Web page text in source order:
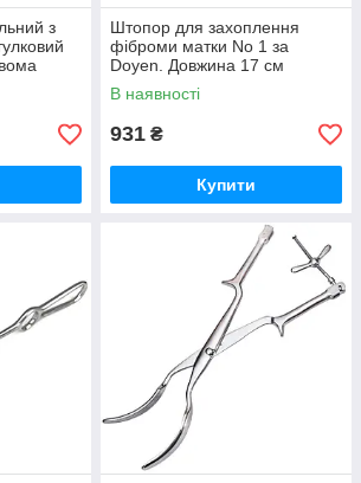
з
Штопор для захоплення
фіброми матки No 1 за
Doyen. Довжина 17 см
В наявності
931 ₴
Купити